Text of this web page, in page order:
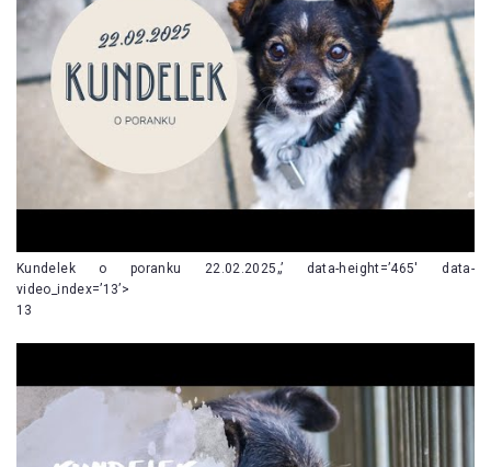
Kundelek o poranku 22.02.2025„’ data-height=’465′ data-
video_index=’13’>
13